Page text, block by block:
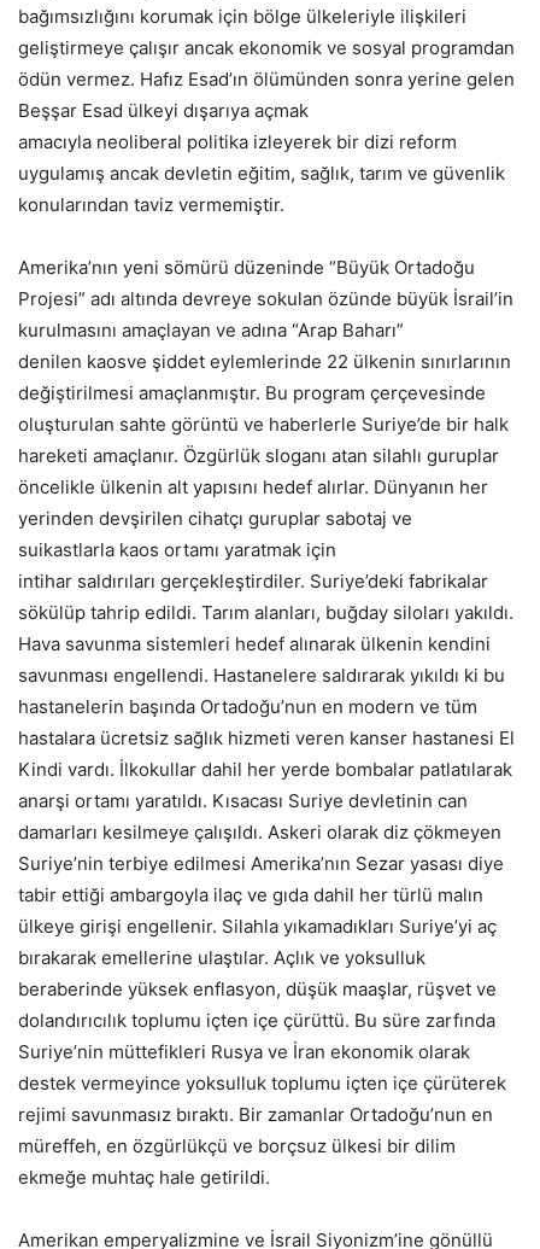
bağımsızlığını korumak için bölge ülkeleriyle ilişkileri
geliştirmeye çalışır ancak ekonomik ve sosyal programdan
ödün vermez. Hafız Esad’ın ölümünden sonra yerine gelen
Beşşar Esad ülkeyi dışarıya açmak
amacıyla neoliberal politika izleyerek bir dizi reform
uygulamış ancak devletin eğitim, sağlık, tarım ve güvenlik
konularından taviz vermemiştir.
Amerika’nın yeni sömürü düzeninde “Büyük Ortadoğu
Projesi” adı altında devreye sokulan özünde büyük İsrail’in
kurulmasını amaçlayan ve adına “Arap Baharı”
denilen kaosve şiddet eylemlerinde 22 ülkenin sınırlarının
değiştirilmesi amaçlanmıştır. Bu program çerçevesinde
oluşturulan sahte görüntü ve haberlerle Suriye’de bir halk
hareketi amaçlanır. Özgürlük sloganı atan silahlı guruplar
öncelikle ülkenin alt yapısını hedef alırlar. Dünyanın her
yerinden devşirilen cihatçı guruplar sabotaj ve
suikastlarla kaos ortamı yaratmak için
intihar saldırıları gerçekleştirdiler. Suriye’deki fabrikalar
sökülüp tahrip edildi. Tarım alanları, buğday siloları yakıldı.
Hava savunma sistemleri hedef alınarak ülkenin kendini
savunması engellendi. Hastanelere saldırarak yıkıldı ki bu
hastanelerin başında Ortadoğu’nun en modern ve tüm
hastalara ücretsiz sağlık hizmeti veren kanser hastanesi El
Kindi vardı. İlkokullar dahil her yerde bombalar patlatılarak
anarşi ortamı yaratıldı. Kısacası Suriye devletinin can
damarları kesilmeye çalışıldı. Askeri olarak diz çökmeyen
Suriye’nin terbiye edilmesi Amerika’nın Sezar yasası diye
tabir ettiği ambargoyla ilaç ve gıda dahil her türlü malın
ülkeye girişi engellenir. Silahla yıkamadıkları Suriye’yi aç
bırakarak emellerine ulaştılar. Açlık ve yoksulluk
beraberinde yüksek enflasyon, düşük maaşlar, rüşvet ve
dolandırıcılık toplumu içten içe çürüttü. Bu süre zarfında
Suriye’nin müttefikleri Rusya ve İran ekonomik olarak
destek vermeyince yoksulluk toplumu içten içe çürüterek
rejimi savunmasız bıraktı. Bir zamanlar Ortadoğu’nun en
müreffeh, en özgürlükçü ve borçsuz ülkesi bir dilim
ekmeğe muhtaç hale getirildi.
Amerikan emperyalizmine ve İsrail Siyonizm’ine gönüllü